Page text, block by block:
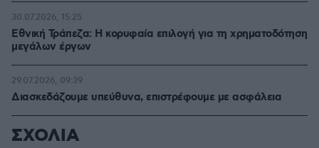
Εθνική Τράπεζα: Η κορυφαία επιλογή για τη χρηματοδότηση
μεγάλων έργων
30.07.2026, 15:25
Διασκεδάζουμε υπεύθυνα, επιστρέφουμε με ασφάλεια
29.07.2026, 09:39
ΣΧΟΛΙΑ